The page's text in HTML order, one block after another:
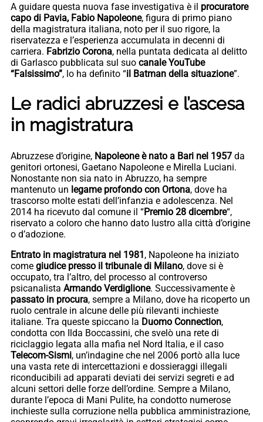
A guidare questa nuova fase investigativa è il procuratore
capo di Pavia, Fabio Napoleone, figura di primo piano
della magistratura italiana, noto per il suo rigore, la
riservatezza e l’esperienza accumulata in decenni di
carriera. Fabrizio Corona, nella puntata dedicata al delitto
di Garlasco pubblicata sul suo canale YouTube
“Falsissimo”, lo ha definito “il Batman della situazione”.
Le radici abruzzesi e l’ascesa
in magistratura
Abruzzese d’origine, Napoleone è nato a Bari nel 1957 da
genitori ortonesi, Gaetano Napoleone e Mirella Luciani.
Nonostante non sia nato in Abruzzo, ha sempre
mantenuto un legame profondo con Ortona, dove ha
trascorso molte estati dell’infanzia e adolescenza. Nel
2014 ha ricevuto dal comune il “Premio 28 dicembre“,
riservato a coloro che hanno dato lustro alla città d’origine
o d’adozione.
Entrato in magistratura nel 1981 , Napoleone ha iniziato
come giudice presso il tribunale di Milano, dove si è
occupato, tra l’altro, del processo al controverso
psicanalista Armando Verdiglione. Successivamente è
passato in procura, sempre a Milano, dove ha ricoperto un
ruolo centrale in alcune delle più rilevanti inchieste
italiane. Tra queste spiccano la Duomo Connection,
condotta con Ilda Boccassini, che svelò una rete di
riciclaggio legata alla mafia nel Nord Italia, e il caso
Telecom-Sismi, un’indagine che nel 2006 portò alla luce
una vasta rete di intercettazioni e dossieraggi illegali
riconducibili ad apparati deviati dei servizi segreti e ad
alcuni settori delle forze dell’ordine. Sempre a Milano,
durante l’epoca di Mani Pulite, ha condotto numerose
inchieste sulla corruzione nella pubblica amministrazione,